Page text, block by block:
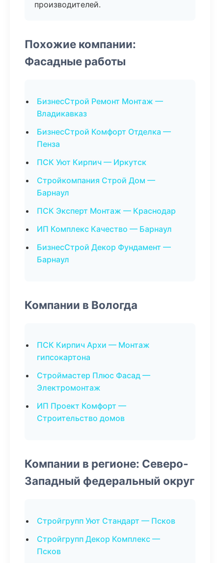
производителей.
Похожие компании:
Фасадные работы
БизнесСтрой Ремонт Монтаж —
Владикавказ
БизнесСтрой Комфорт Отделка —
Пенза
ПСК Уют Кирпич — Иркутск
Стройкомпания Строй Дом —
Барнаул
ПСК Эксперт Монтаж — Краснодар
ИП Комплекс Качество — Барнаул
БизнесСтрой Декор Фундамент —
Барнаул
Компании в Вологда
ПСК Кирпич Архи — Монтаж
гипсокартона
Строймастер Плюс Фасад —
Электромонтаж
ИП Проект Комфорт —
Строительство домов
Компании в регионе: Северо-
Западный федеральный округ
Стройгрупп Уют Стандарт — Псков
Стройгрупп Декор Комплекс —
Псков